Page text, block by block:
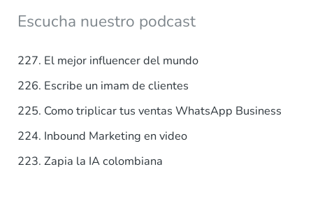
a
p
o
Escucha nuestro podcast
227. El mejor influencer del mundo
226. Escribe un imam de clientes
225. Como triplicar tus ventas WhatsApp Business
224. Inbound Marketing en video
223. Zapia la IA colombiana